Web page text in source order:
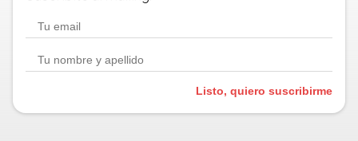
Listo, quiero suscribirme